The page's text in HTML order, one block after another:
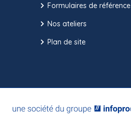
Formulaires de référence
Nos ateliers
Plan de site